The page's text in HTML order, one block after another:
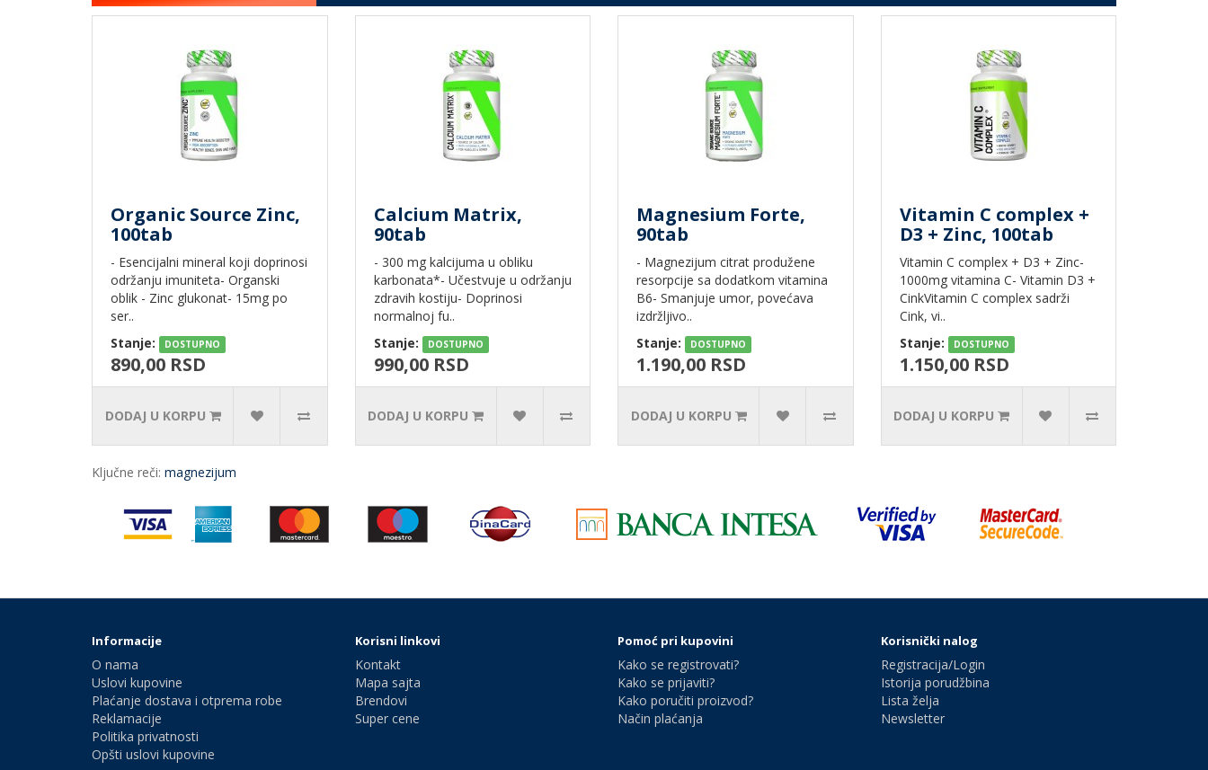
Organic Source Zinc,
100tab
- Esencijalni mineral koji doprinosi
održanju imuniteta- Organski
oblik - Zinc glukonat- 15mg po
ser..
Stanje:
DOSTUPNO
890,00 RSD
DODAJ U KORPU
Calcium Matrix,
90tab
- 300 mg kalcijuma u obliku
karbonata*- Učestvuje u održanju
zdravih kostiju- Doprinosi
normalnoj fu..
Stanje:
DOSTUPNO
990,00 RSD
DODAJ U KORPU
Magnesium Forte,
90tab
- Magnezijum citrat produžene
resorpcije sa dodatkom vitamina
B6- Smanjuje umor, povećava
izdržljivo..
Stanje:
DOSTUPNO
1.190,00 RSD
DODAJ U KORPU
Vitamin C complex +
D3 + Zinc, 100tab
Vitamin C complex + D3 + Zinc-
1000mg vitamina C- Vitamin D3 +
CinkVitamin C complex sadrži
Cink, vi..
Stanje:
DOSTUPNO
1.150,00 RSD
DODAJ U KORPU
Ključne reči: magnezijum
Informacije
O nama
Uslovi kupovine
Plaćanje dostava i otprema robe
Reklamacije
Politika privatnosti
Opšti uslovi kupovine
Korisni linkovi
Kontakt
Mapa sajta
Brendovi
Super cene
Pomoć pri kupovini
Kako se registrovati?
Kako se prijaviti?
Kako poručiti proizvod?
Način plaćanja
Korisnički nalog
Registracija/Login
Istorija porudžbina
Lista želja
Newsletter